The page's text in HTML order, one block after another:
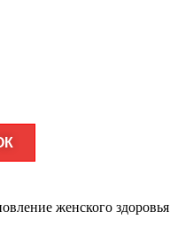
женского здоровья